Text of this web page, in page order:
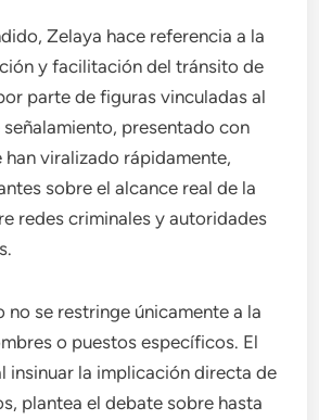
Zelaya hace referencia a la
y facilitación del tránsito de
parte de figuras vinculadas al
presentado con
han viralizado rápidamente,
sobre el alcance real de la
redes criminales y autoridades
se restringe únicamente a la
o puestos específicos. El
insinuar la implicación directa de
plantea el debate sobre hasta